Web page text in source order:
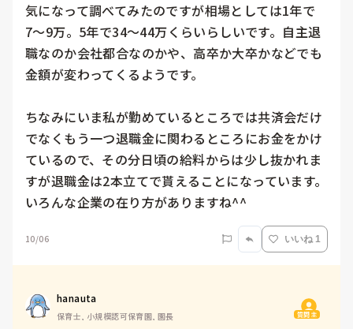
気になって調べてみたのですが相場としては1年で
7〜9万。5年で34〜44万くらいらしいです。自主退
職なのか会社都合なのかや、高卒か大卒かなどでも
金額が変わってくるようです。
ちなみにいま私が勤めているところでは共済会だけ
でなくもう一つ退職金に関わるところにお金をかけ
ているので、その分日頃の給料からは少し抜かれま
すが退職金は2本立てで貰えることになっています。
いろんな企業の在り方がありますね^^
10/06 いいね 1
hanauta
保育士, 小規模認可保育園, 園長 質問主